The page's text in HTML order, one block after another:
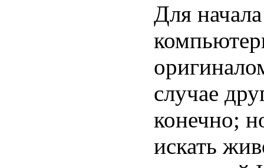
Для
случае
конечно;
искать